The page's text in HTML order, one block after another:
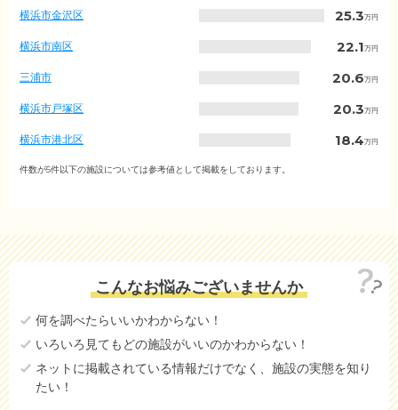
の
入
居
金
相
（市
町
別）
横浜市金沢区 25.3万円
横浜市南区 22.1万円
三浦市 20.6万円
横浜市戸塚区 20.3万円
横浜市港北区 18.4万円
横浜市栄区
18.4
秦野市 17.7
17.6
横須賀市
大和市
件数が5件以下の施設については参考値として掲載をしております。
こんなお悩みございませんか
何を調べたらいいかわからない！
いろいろ見てもどの施設がいいのかわからない！
ネットに掲載されている情報だけでなく、施設の実態を知り
たい！